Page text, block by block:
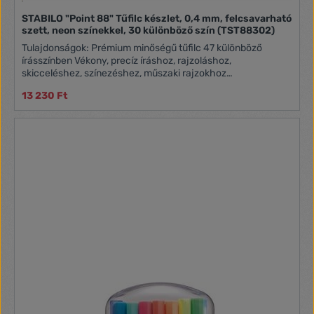
STABILO "Point 88" Tűfilc készlet, 0,4 mm, felcsavarható
szett, neon színekkel, 30 különböző szín (TST88302)
Tulajdonságok: Prémium minőségű tűfilc 47 különböző
írásszínben Vékony, precíz íráshoz, rajzoláshoz,
skicceléshez, színezéshez, műszaki rajzokhoz
érdekében Hosszú élettartamú, rozsdamentes fémfoglalatú
hegy (0,4 mm) Vízbázisú tinta
13 230 Ft